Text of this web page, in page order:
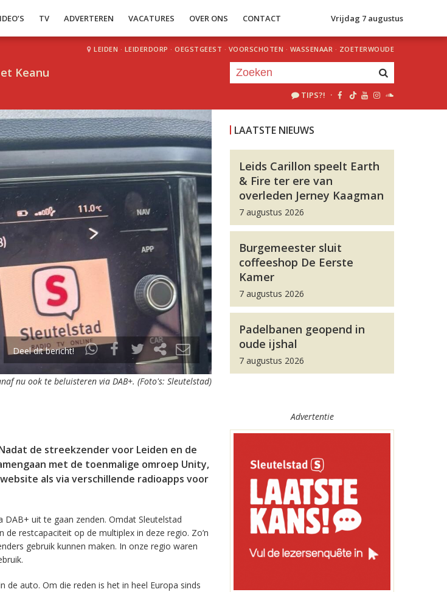
TV ADVERTEREN VACATURES OVER ONS CONTACT Vrijdag 7 augustus
Keanu
LEIDEN · LEIDERDORP · OEGSTGEEST · VOORSCHOTEN · WASSENAAR · ZOETERWOUDE
TIPS?! ·
Deel dit bericht!
nu ook te beluisteren via DAB+. (Foto's: Sleutelstad)
de streekzender voor Leiden en de
met de toenmalige omroep Unity,
als via verschillende radioapps voor
uit te gaan zenden. Omdat Sleutelstad
restcapaciteit op de multiplex in deze regio. Zo’n
gebruik kunnen maken. In onze regio waren
de auto. Om die reden is het in heel Europa sinds
LAATSTE NIEUWS
Leids Carillon speelt Earth
& Fire ter ere van
overleden Jerney Kaagman
7 augustus 2026
Burgemeester sluit
coffeeshop De Eerste
Kamer
7 augustus 2026
Padelbanen geopend in
oude ijshal
7 augustus 2026
Advertentie